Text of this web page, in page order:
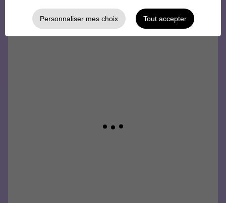
Personnaliser mes choix Tout accepter